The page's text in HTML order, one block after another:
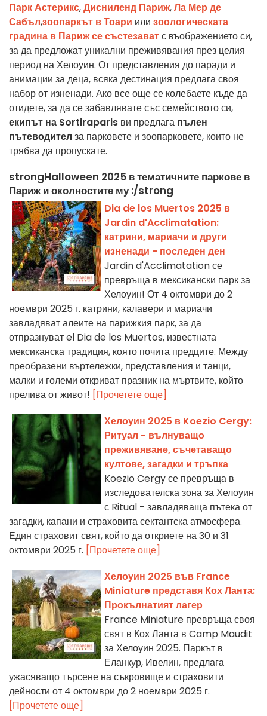
Парк Астерикс,Дисниленд Париж,Ла Мер де
Сабъл,зоопаркът в Тоари или зоологическата
градина в Париж се състезаватс въображението си,
за да предложат уникални преживявания през целия
период на Хелоуин. От представления до паради и
анимации за деца, всяка дестинация предлага своя
набор от изненади. Ако все още се колебаете къде да
отидете, за да се забавлявате със семейството си,
екипът на Sortiraparis ви предлага пълен
пътеводител за парковете и зоопарковете, които не
трябва да пропускате.
strongHalloween 2025 в тематичните паркове в
Париж и околностите му :/strong
Dia de los Muertos 2025 в
Jardin d'Acclimatation:
катрини, мариачи и други
изненади - последен ден
Jardin d'Acclimatation се
превръща в мексикански парк за
Хелоуин! От 4 октомври до 2
ноември 2025 г. катрини, калавери и мариачи
завладяват алеите на парижкия парк, за да
отпразнуват el Dia de los Muertos, известната
мексиканска традиция, която почита предците. Между
преобразени въртележки, представления и танци,
малки и големи откриват празник на мъртвите, който
прелива от живот! [Прочетете още]
Хелоуин 2025 в Koezio Cergy:
Ритуал - вълнуващо
преживяване, съчетаващо
култове, загадки и тръпка
Koezio Cergy се превръща в
изследователска зона за Хелоуин
с Ritual - завладяваща пътека от
загадки, капани и страховита сектантска атмосфера.
Един страховит свят, който да откриете на 30 и 31
октомври 2025 г. [Прочетете още]
Хелоуин 2025 във France
Miniature представя Кох Ланта:
Прокълнатият лагер
France Miniature превръща своя
свят в Кох Ланта в Camp Maudit
за Хелоуин 2025. Паркът в
Еланкур, Ивелин, предлага
ужасяващо търсене на съкровище и страховити
дейности от 4 октомври до 2 ноември 2025 г.
[Прочетете още]